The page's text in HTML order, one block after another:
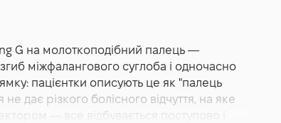
кільце для амортизаційного захисту)
потовщенням навколо мозолі), формат
частина гелю розташована з
надяганні товстіша частина
G на молоткоподібний палець —
міжфалангового суглоба і одночасно
пацієнтки описують це як "палець
дає різкого болісного відчуття, на яке
— все відбувається поступово і